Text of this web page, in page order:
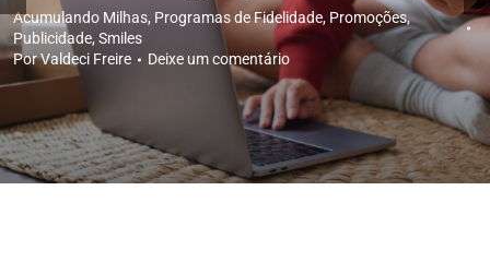
Acumulando Milhas, Programas de Fidelidade, Promoções,
Publicidade, Smiles
PorValdeci Freire Deixe um comentário